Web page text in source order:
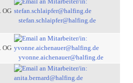
OG
stefan.schlaipfer@halfing.de
OG
yvonne.aichenauer@halfing.de